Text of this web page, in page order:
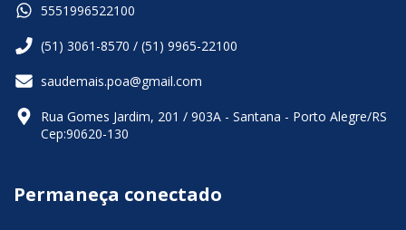
5551996522100
(51) 3061-8570 / (51) 9965-22100
saudemais.poa@gmail.com
Rua Gomes Jardim, 201 / 903A - Santana - Porto Alegre/RS
Cep:90620-130
Permaneça conectado